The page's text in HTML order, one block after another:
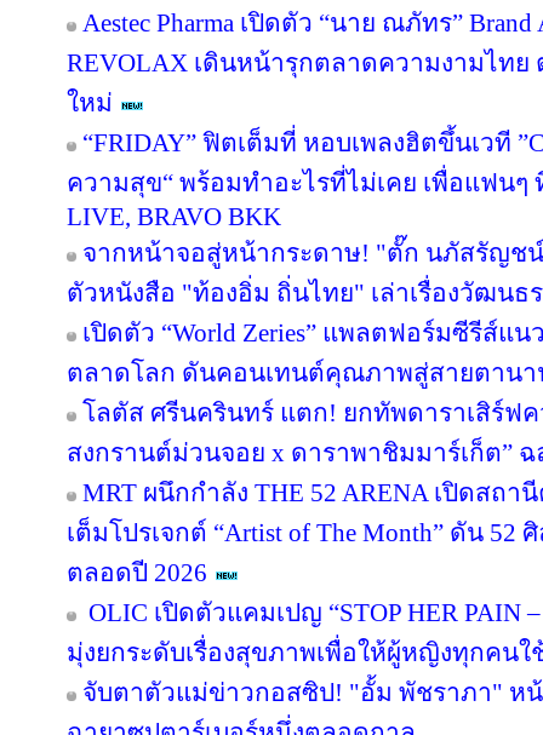
Aestec Pharma เปิดตัว “นาย ณภัทร”
REVOLAX เดินหน้ารุกตลาดความงามไทย
ใหม่
“FRIDAY” ฟิตเต็มที่ หอบเพลงฮิตขึ้นเวที
ความสุข“ พร้อมทำอะไรที่ไม่เคย เพื่อแฟนๆ
LIVE, BRAVO BKK
จากหน้าจอสู่หน้ากระดาษ! "ตั๊ก นภัสรัญช
ตัวหนังสือ "ท้องอิ่ม ถิ่นไทย" เล่าเรื่องวัฒนธ
เปิดตัว “World Zeries” แพลตฟอร์มซีรีส์
ตลาดโลก ดันคอนเทนต์คุณภาพสู่สายตาน
โลตัส ศรีนครินทร์ แตก! ยกทัพดาราเสิร์ฟค
สงกรานต์ม่วนจอย x ดาราพาชิมมาร์เก็ต”
MRT ผนึกกำลัง THE 52 ARENA เปิดสถ
เต็มโปรเจกต์ “Artist of The Month” ดัน 52
ตลอดปี 2026
OLIC เปิดตัวแคมเปญ “STOP HER PAIN
มุ่งยกระดับเรื่องสุขภาพเพื่อให้ผู้หญิงทุกคน
จับตาตัวแม่ข่าวกอสซิป! "อั้ม พัชราภา" หน้